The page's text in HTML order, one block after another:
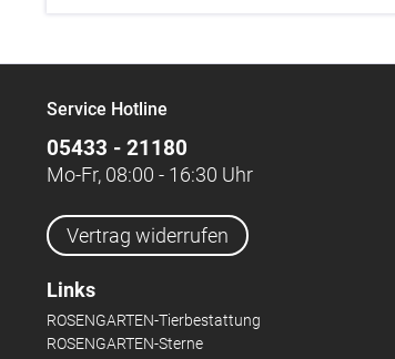
Service Hotline
05433 - 21180
Mo-Fr, 08:00 - 16:30 Uhr
Vertrag widerrufen
Links
ROSENGARTEN-Tierbestattung
ROSENGARTEN-Sterne